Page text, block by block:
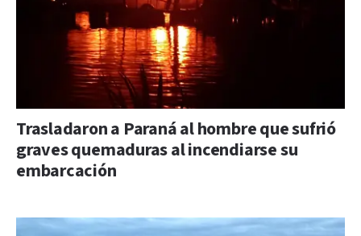
Trasladaron a Paraná al hombre que sufrió
graves quemaduras al incendiarse su
embarcación